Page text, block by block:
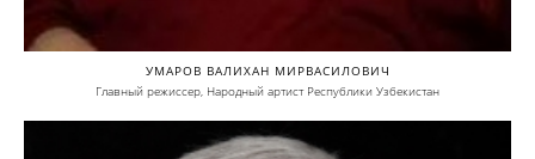
УМАРОВ ВАЛИХАН МИРВАСИЛОВИЧ
Главный режиссер, Народный артист Республики Узбекистан